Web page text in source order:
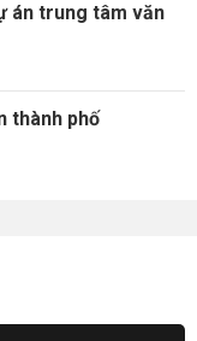
án trung tâm văn
thành phố